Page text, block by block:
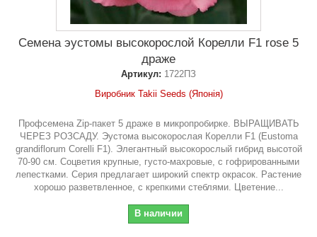
Семена эустомы высокорослой Корелли F1 rose 5
драже
Артикул: 1722ПЗ
Виробник Takii Seeds (Японія)
Профсемена Zip-пакет 5 драже в микропробирке. ВЫРАЩИВАТЬ
ЧЕРЕЗ РОЗСАДУ. Эустома высокорослая Корелли F1 (Eustoma
grandiflorum Corelli F1). Элегантный высокорослый гибрид высотой
70-90 см. Соцветия крупные, густо-махровые, с гофрированными
лепестками. Серия предлагает широкий спектр окрасок. Растение
хорошо разветвленное, с крепкими стеблями. Цветение...
В наличии